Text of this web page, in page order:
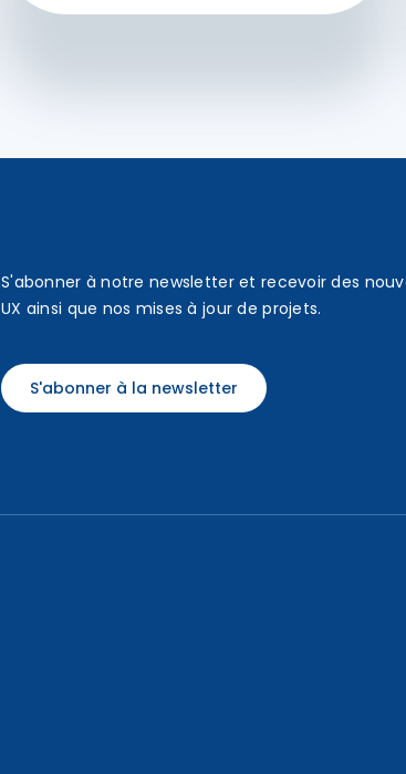
S'abonner à notre newsletter et recevoir des
UX ainsi que nos mises à jour de projets.
S'abonner à la newsletter